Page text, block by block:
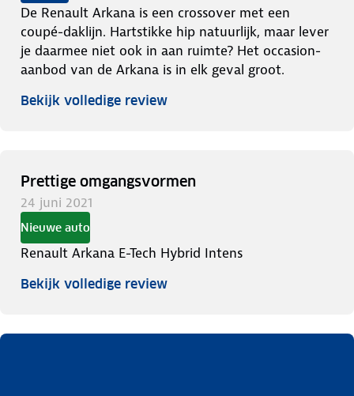
De Renault Arkana is een crossover met een
coupé-daklijn. Hartstikke hip natuurlijk, maar lever
je daarmee niet ook in aan ruimte? Het occasion-
aanbod van de Arkana is in elk geval groot.
Bekijk volledige review
Prettige omgangsvormen
24 juni 2021
Nieuwe auto
Renault Arkana E-Tech Hybrid Intens
Bekijk volledige review